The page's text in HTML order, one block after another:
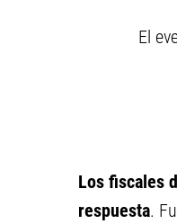
El
Los fiscales
respuesta.